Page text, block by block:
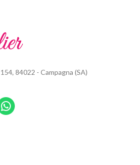
84022 - Campagna (SA)